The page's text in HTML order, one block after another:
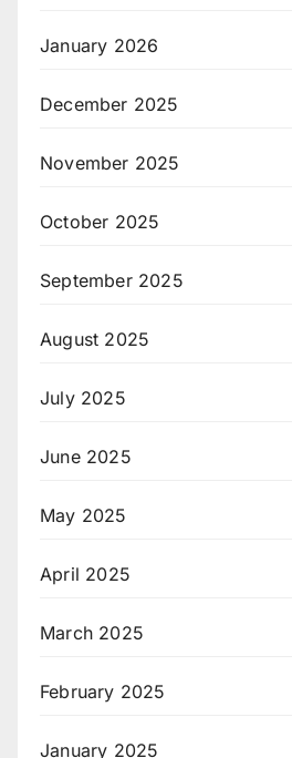
January 2026
December 2025
November 2025
October 2025
September 2025
August 2025
July 2025
June 2025
May 2025
April 2025
March 2025
February 2025
January 2025